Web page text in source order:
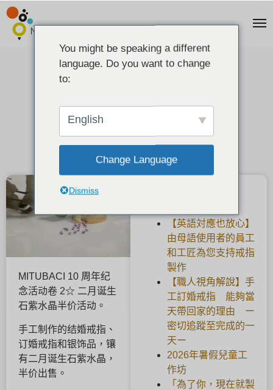
二月诞生石紫水晶半价活动
MITUBACI 10 周年纪
念活动卷 2☆ 二月诞生
石紫水晶半价活动。
手工制作的结婚戒指、
订婚戒指和银饰品，镶
有二月诞生石紫水晶，
半价出售。
【英語対應也放心】
由母語使用者的員工
和工匠為您支持戒指
製作
【職人視角解說】手
工訂婚戒指 能夠當
天帶回家的理由 ー
密切追蹤至完成的一
天ー
2026年暑假兒童工
作坊
「為了你，現在就製
You might be speaking a different
language. Do you want to change
to:
English
Change Language
Dismiss